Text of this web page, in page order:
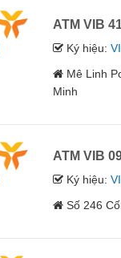
ATM VIB
Ký hiệu:
Mê Linh
Minh
ATM VIB
Ký hiệu:
Số 246